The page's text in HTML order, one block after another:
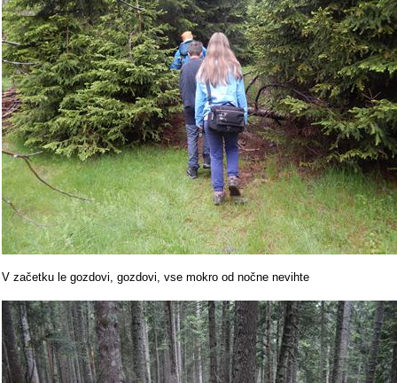
V začetku le gozdovi, gozdovi, vse mokro od nočne nevihte